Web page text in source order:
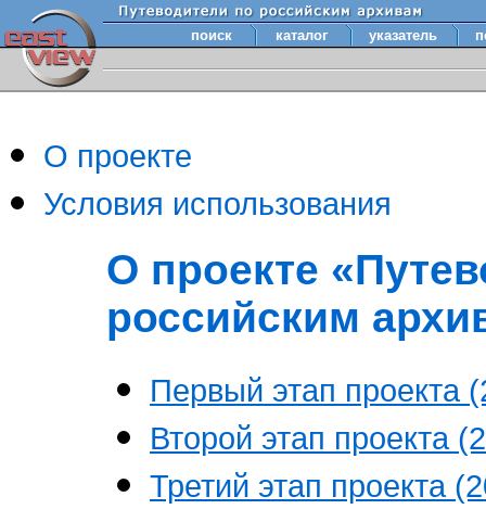
поиск каталог указатель
О проекте
Условия использования
О проекте
российским
Первый этап проекта
Второй этап проекта
Третий этап проекта